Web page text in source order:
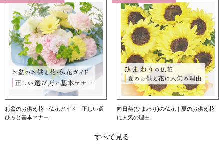
向日葵(ひまわり)の仏花｜夏のお供え花
に人気の理由
向日葵（ひまわり）の花言葉｜本数別の
意味・育て方・贈り方
すべて見る